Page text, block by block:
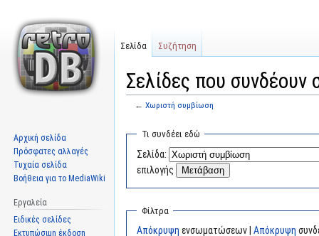
Σελίδες που
← Χωριστή συμβίωση
Μετάβαση
πλοήγηση
Πήδηση
αναζήτηση
Τι συνδέει εδώ
Σελίδα:
επιλογής
Φίλτρα
Απόκρυψη ενσωματώσεων | Απόκρυψη
Σελίδα Συζήτηση
Αρχική σελίδα
Πρόσφατες αλλαγές
Τυχαία σελίδα
Βοήθεια για το MediaWiki
Εργαλεία
Ειδικές σελίδες
Εκτυπώσιμη έκδοση